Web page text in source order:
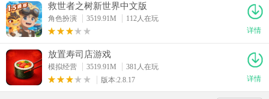
救世者之树新世界中文版
角色扮演 3519.91M
112人在玩
详情
放置寿司店游戏
模拟经营 3519.91M
381人在玩
版本:2.8.17
详情